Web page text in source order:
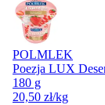
POLMLEK
Poezja LUX
180 g
20,50 zł/kg